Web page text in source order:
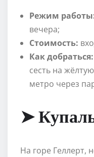
Режим
вечера;
Стоимость:
Как добраться:
сесть на
метро через
➤
На горе Геллерт,